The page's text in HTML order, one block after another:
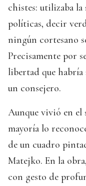
chistes: utilizaba
políticas, decir
ningún cortesano
Precisamente por
libertad que habría
un consejero.
Aunque vivió en el
mayoría lo
de un cuadro
Matejko. En la
con gesto de